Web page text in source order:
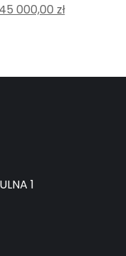
000,00 zł
1